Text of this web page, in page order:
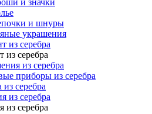
и значки
и шнуры
украшения
из серебра
из серебра
из серебра
приборы из серебра
из серебра
из серебра
из серебра